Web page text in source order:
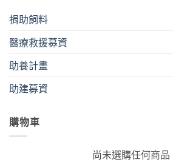
捐助飼料
醫療救援募資
助養計畫
助建募資
購物車
尚未選購任何商品